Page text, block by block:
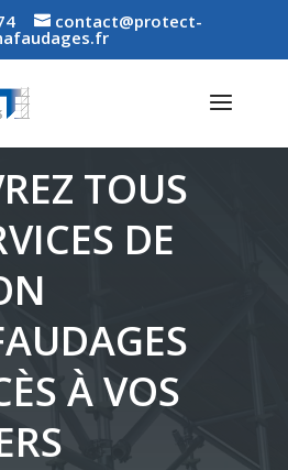
contact@protect-
TOUS
DE
À VOS